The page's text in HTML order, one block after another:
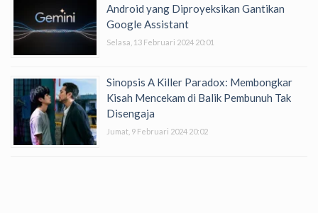
Android yang Diproyeksikan Gantikan
Google Assistant
Selasa, 13 Februari 2024 20:01
Sinopsis A Killer Paradox: Membongkar
Kisah Mencekam di Balik Pembunuh Tak
Disengaja
Jumat, 9 Februari 2024 20:02